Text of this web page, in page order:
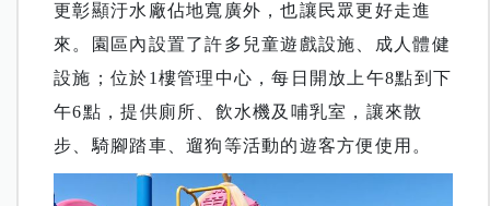
更彰顯汙水廠佔地寬廣外，也讓民眾更好走進
來。園區內設置了許多兒童遊戲設施、成人體健
設施；位於1樓管理中心，每日開放上午8點到下
午6點，提供廁所、飲水機及哺乳室，讓來散
步、騎腳踏車、遛狗等活動的遊客方便使用。